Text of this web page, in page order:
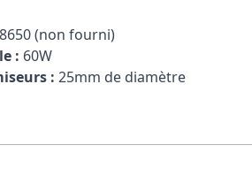
(non fourni)
: 60W
: 25mm de diamètre